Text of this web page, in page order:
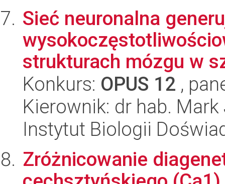
Sieć neuronalna
strukturach mózgu w
Konkurs: OPUS 12 ,
Kierownik: dr hab.
Instytut Biologii
Zróżnicowanie